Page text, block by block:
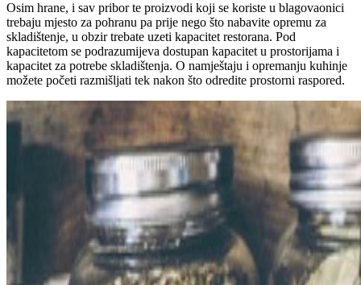
Osim hrane, i sav pribor te proizvodi koji se koriste u blagovaonici
trebaju mjesto za pohranu pa prije nego što nabavite opremu za
skladištenje, u obzir trebate uzeti kapacitet restorana. Pod
kapacitetom se podrazumijeva dostupan kapacitet u prostorijama i
kapacitet za potrebe skladištenja. O namještaju i opremanju kuhinje
možete početi razmišljati tek nakon što odredite prostorni raspored.